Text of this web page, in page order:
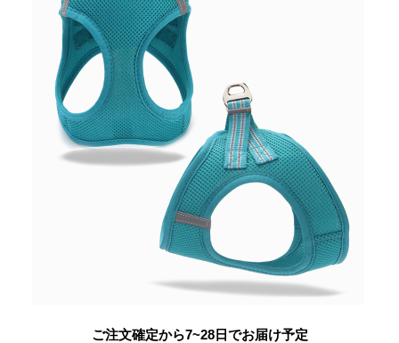
ご注文確定から7~28日でお届け予定